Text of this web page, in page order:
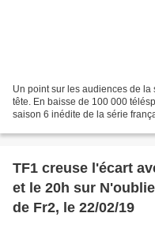
Un point sur les audiences de
tête. En baisse de 100 000
saison 6 inédite de la série
TF1 creuse l'écart
et le 20h sur
de Fr2, le 22/02/19